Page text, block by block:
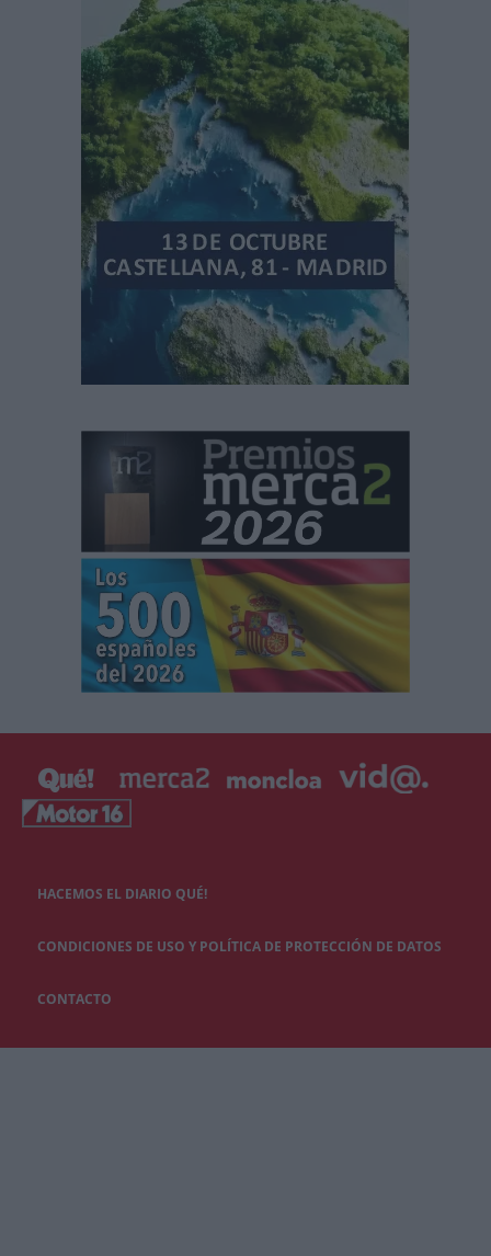
HACEMOS EL DIARIO QUÉ!
CONDICIONES DE USO Y POLÍTICA DE PROTECCIÓN DE DATOS
CONTACTO